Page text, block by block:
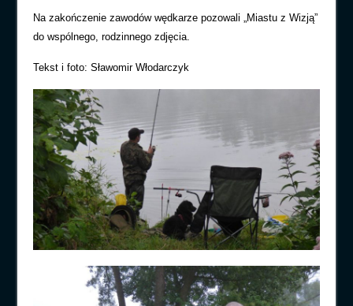
Na zakończenie zawodów wędkarze pozowali „Miastu z Wizją”
do wspólnego, rodzinnego zdjęcia.
Tekst i foto: Sławomir Włodarczyk